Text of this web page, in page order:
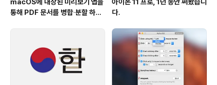
macOS에 내장된 미리보기 앱을
통해 PDF 문서를 병합∙분할 하는
아이폰 11 프로, 1년 동안 써봤습니
다.